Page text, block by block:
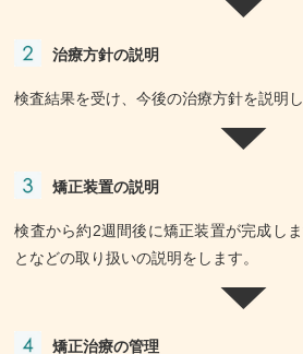
治療方針の説明
検査結果を受け、今後の治療方針を説明し
矯正装置の説明
検査から約2週間後に矯正装置が完成し
となどの取り扱いの説明をします。
矯正治療の管理